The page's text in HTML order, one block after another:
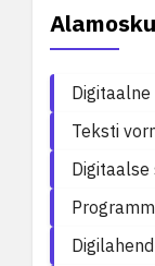
Teksti
Digitaalse